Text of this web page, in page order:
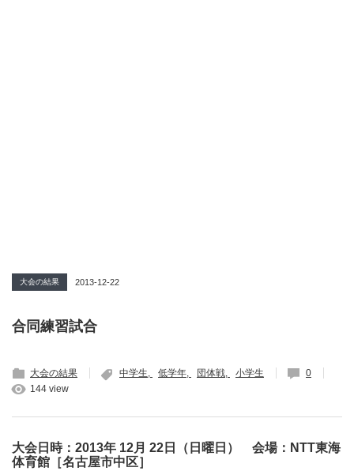
大会の結果 2013-12-22
合同練習試合
大会の結果 中学生 低学年 団体戦 小学生
0
144 view
大会日時：2013年 12月 22日（日曜日） 会場：NTT東海
体育館［名古屋市中区］